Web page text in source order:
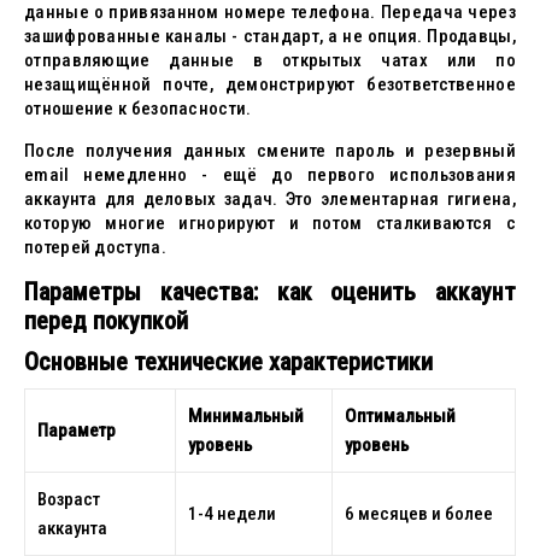
данные о привязанном номере телефона. Передача через
зашифрованные каналы - стандарт, а не опция. Продавцы,
отправляющие данные в открытых чатах или по
незащищённой почте, демонстрируют безответственное
отношение к безопасности.
После получения данных смените пароль и резервный
email немедленно - ещё до первого использования
аккаунта для деловых задач. Это элементарная гигиена,
которую многие игнорируют и потом сталкиваются с
потерей доступа.
Параметры качества: как оценить аккаунт
перед покупкой
Основные технические характеристики
Параметр
Минимальный
уровень
Оптимальный
уровень
Возраст
аккаунта
1-4 недели 6 месяцев и более